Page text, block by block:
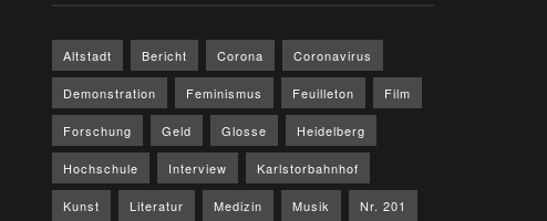
Altstadt Bericht Corona Coronavirus
Demonstration Feminismus Feuilleton Film
Forschung Geld Glosse Heidelberg
Hochschule Interview Karlstorbahnhof
Kunst Literatur Medizin Musik Nr. 201